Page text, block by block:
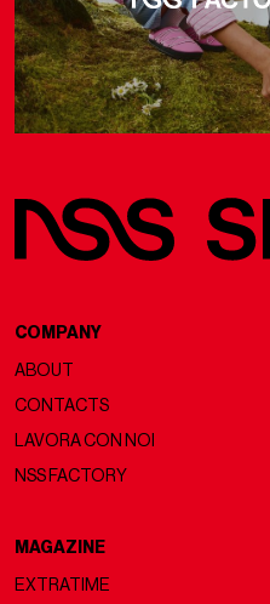
COMPANY
ABOUT
CONTACTS
LAVORA CON NOI
NSS FACTORY
MAGAZINE
EXTRATIME